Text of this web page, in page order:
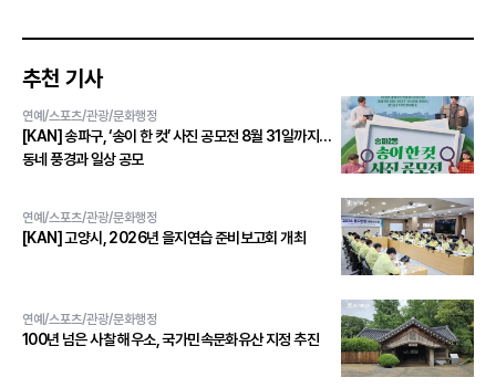
추천 기사
연예/스포츠/관광/문화행정
[KAN] 송파구, ‘송이 한 컷’ 사진 공모전 8월 31일까지…
동네 풍경과 일상 공모
연예/스포츠/관광/문화행정
[KAN] 고양시, 2026년 을지연습 준비보고회 개최
연예/스포츠/관광/문화행정
100년 넘은 사찰 해우소, 국가민속문화유산 지정 추진